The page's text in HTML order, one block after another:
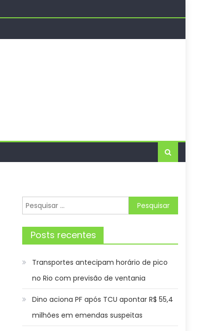
Pesquisar
por:
Posts recentes
Transportes antecipam horário de pico
no Rio com previsão de ventania
Dino aciona PF após TCU apontar R$ 55,4
milhões em emendas suspeitas